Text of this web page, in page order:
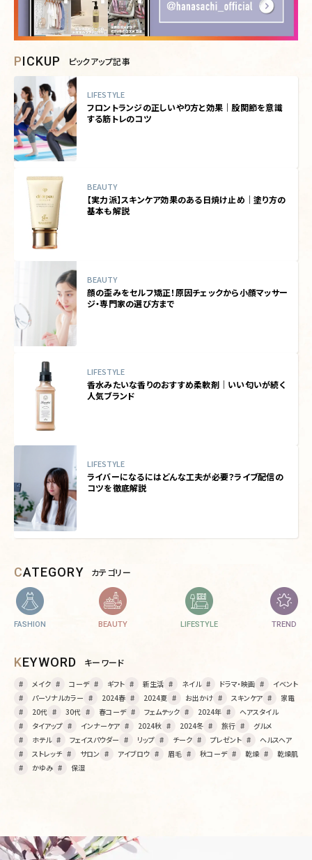
PICKUP ピックアップ記事
LIFESTYLE
フロントランジの正しいやり方と効果｜股関節を意識
する筋トレのコツ
BEAUTY
【実力派】スキンケア効果のある日焼け止め｜塗り方の
基本も解説
BEAUTY
顔の歪みをセルフ矯正！原因チェックから小顔マッサー
ジ・専門家の選び方まで
LIFESTYLE
香水みたいな香りのおすすめ柔軟剤｜いい匂いが続く
人気ブランド
LIFESTYLE
ライバーになるにはどんな工夫が必要？ライブ配信の
コツを徹底解説
CATEGORY カテゴリー
FASHION BEAUTY LIFESTYLE TREND
KEYWORD キーワード
メイク コーデ ギフト 新生活 ネイル ドラマ・映画
イベント
パーソナルカラー
2024春 2024夏 お出かけ スキンケア
家電
20代
30代 春コーデ フェムテック 2024年
ヘアスタイル
タイアップ
インナーケア 2024秋 2024冬 旅行
グルメ
ホテル
フェイスパウダー リップ チーク プレゼント
ヘルスヘア
ストレッチ
サロン アイブロウ 眉毛 秋コーデ 乾燥
乾燥肌
かゆみ
保湿